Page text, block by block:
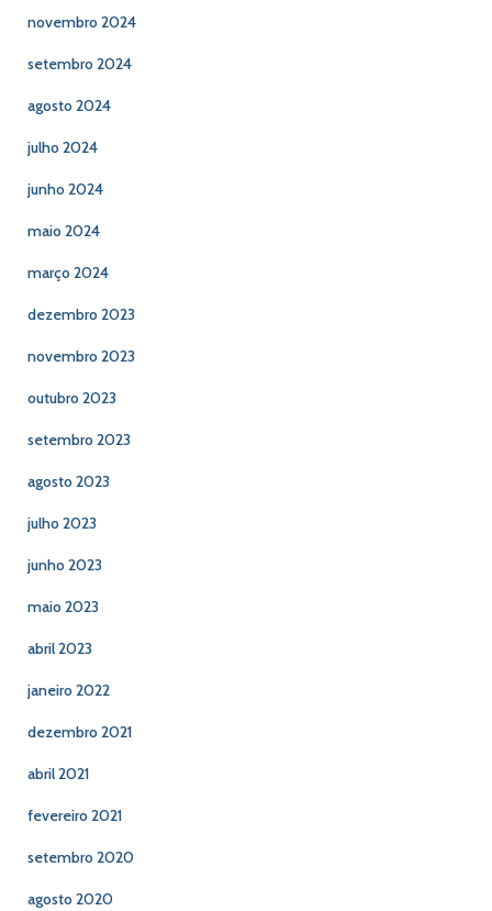
novembro 2024
setembro 2024
agosto 2024
julho 2024
junho 2024
maio 2024
março 2024
dezembro 2023
novembro 2023
outubro 2023
setembro 2023
agosto 2023
julho 2023
junho 2023
maio 2023
abril 2023
janeiro 2022
dezembro 2021
abril 2021
fevereiro 2021
setembro 2020
agosto 2020